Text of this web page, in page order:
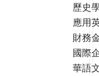
歷史
應用
財務
國際
華語